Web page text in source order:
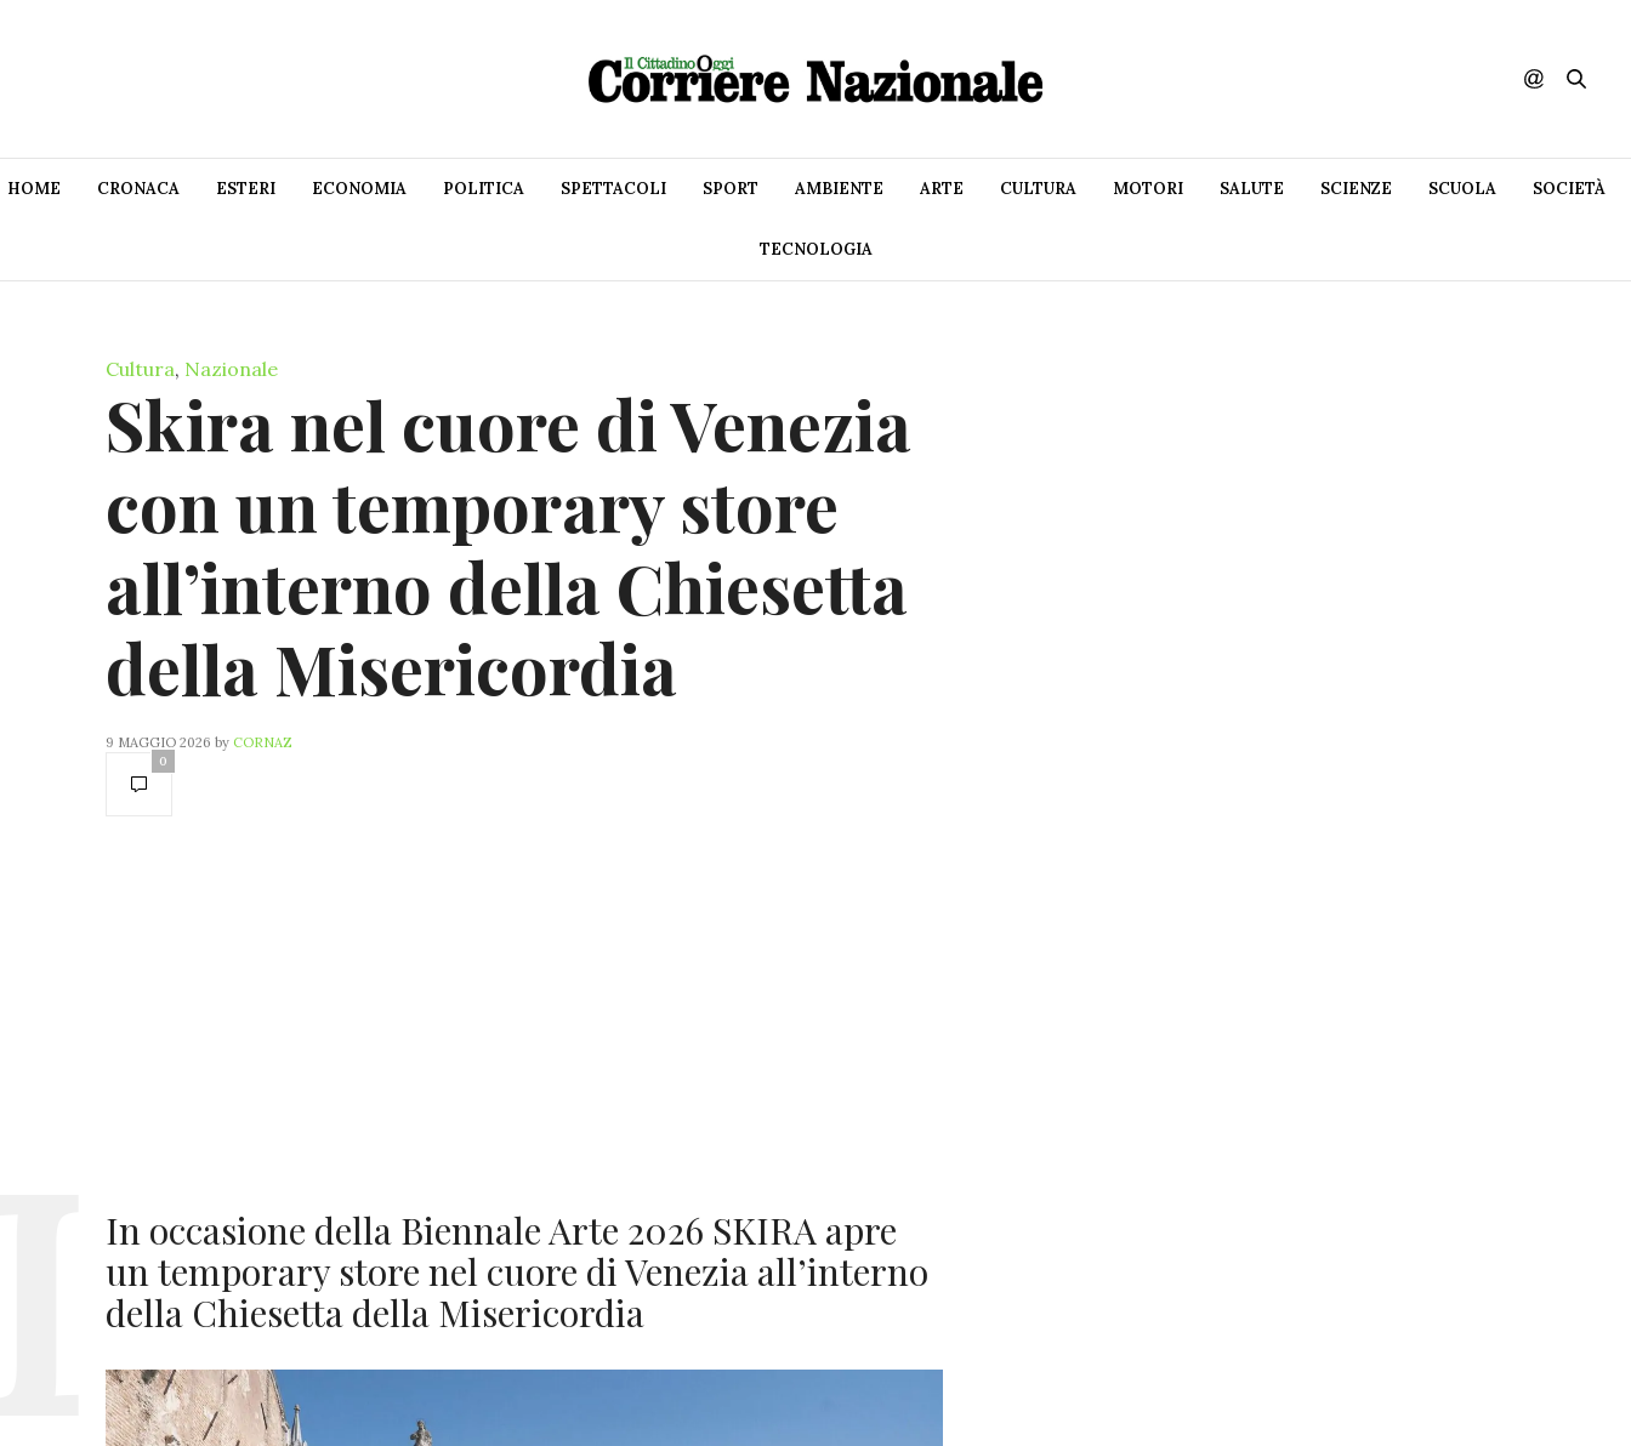
HOME CRONACA ESTERI ECONOMIA POLITICA SPETTACOLI SPORT AMBIENTE ARTE CULTURA MOTORI SALUTE SCIENZE SCUOLA SOCIETÀ
TECNOLOGIA
Cultura, Nazionale
Skira nel cuore di Venezia
con un temporary store
all’interno della Chiesetta
della Misericordia
9 MAGGIO 2026 by CORNAZ
0
In occasione della Biennale Arte 2026 SKIRA apre
un temporary store nel cuore di Venezia all’interno
della Chiesetta della Misericordia